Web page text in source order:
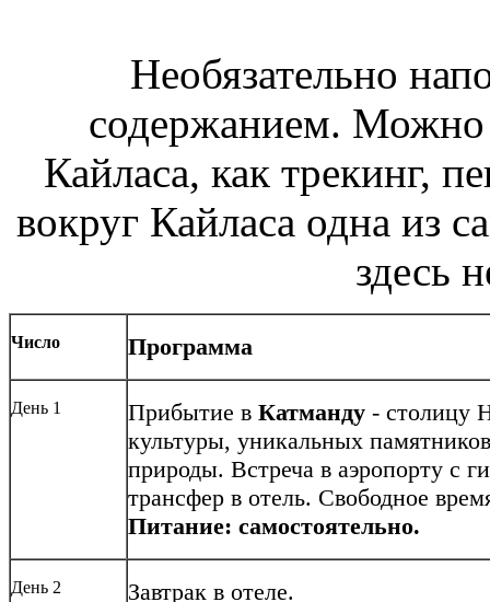
Необязательно
содержанием. Можно
Кайласа, как трекинг,
вокруг Кайласа одна из
здесь
Число Программа
День 1 Прибытие в Катманду - столицу
культуры, уникальных
природы. Встреча в аэропорту c
трансфер в отель. Свободное
Питание: самостоятельно.
День 2 Завтрак в отеле.